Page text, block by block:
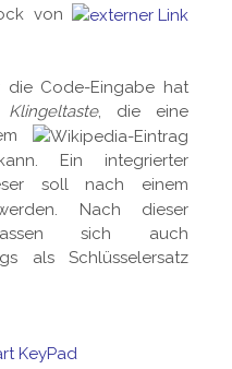
von
Code-Eingabe hat
Klingeltaste, die eine
Ein integrierter
soll nach einem
Nach dieser
lassen sich auch
als Schlüsselersatz